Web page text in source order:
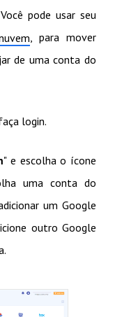
pode usar seu
, para mover
de uma conta do
login.
" e escolha o ícone
uma conta do
um Google
outro Google